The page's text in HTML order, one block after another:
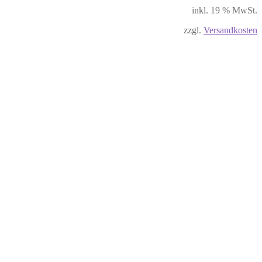
inkl. 19 % MwSt.
zzgl. Versandkosten